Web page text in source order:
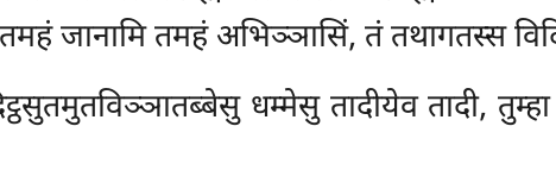
जानामि तमहं अभिञ्ञासिं, तं तथागतस्स
धम्मेसु तादीयेव तादी, तुम्हा